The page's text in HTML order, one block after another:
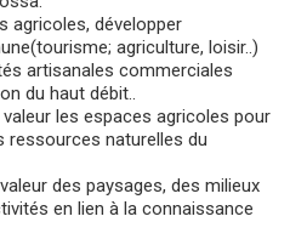
agricoles, développer
agriculture, loisir..)
artisanales commerciales
du haut débit..
les espaces agricoles pour
ressources naturelles du
des paysages, des milieux
en lien à la connaissance